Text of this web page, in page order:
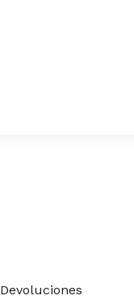
Devoluciones